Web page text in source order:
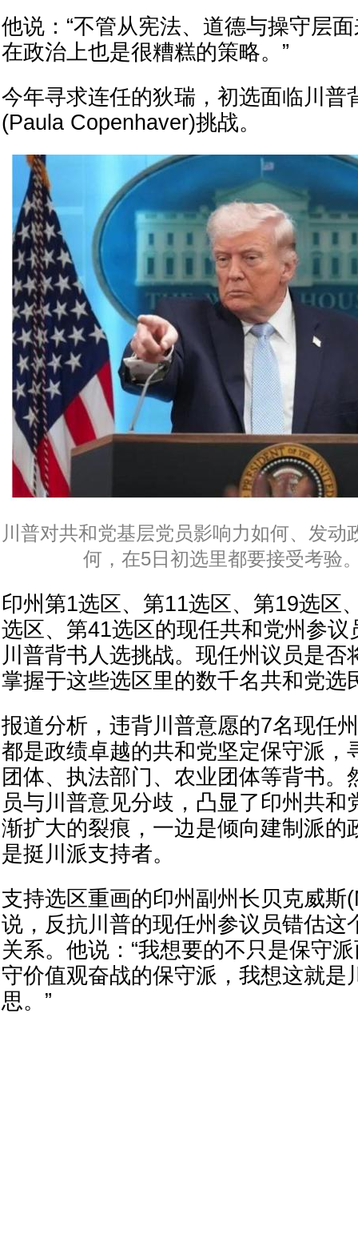
他说：“不管从宪法、道德与操守层
在政治上也是很糟糕的策略。”
今年寻求连任的狄瑞，初选面临川普
(Paula Copenhaver)挑战。
川普对共和党基层党员影响力如何、发动
何，在5日初选里都要接受考验
印州第1选区、第11选区、第19选区
选区、第41选区的现任共和党州参议
川普背书人选挑战。现任州议员是否
掌握于这些选区里的数千名共和党选
报道分析，违背川普意愿的7名现任
都是政绩卓越的共和党坚定保守派，
团体、执法部门、农业团体等背书。
员与川普意见分歧，凸显了印州共和
渐扩大的裂痕，一边是倾向建制派的
是挺川派支持者。
支持选区重画的印州副州长贝克威斯
说，反抗川普的现任州参议员错估这
关系。他说：“我想要的不只是保守
守价值观奋战的保守派，我想这就是
思。”